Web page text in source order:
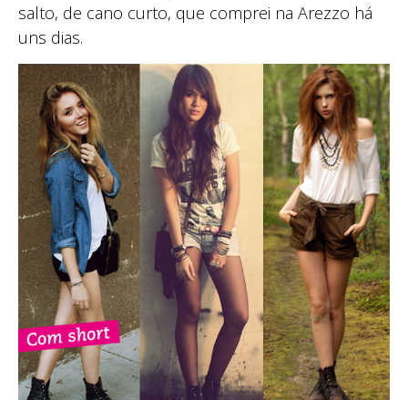
salto, de cano curto, que comprei na Arezzo há
uns dias.